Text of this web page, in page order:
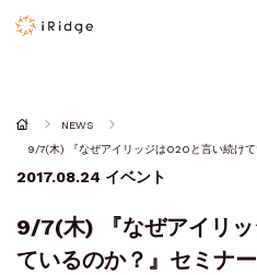
NEWS
9/7(木) 『なぜアイリッジはO2Oと言い続け
2017.08.24 イベント
9/7(木) 『なぜアイリ
ているのか？』セミナ